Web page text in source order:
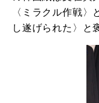
〈ミラクル作戦
し遂げられた〉と